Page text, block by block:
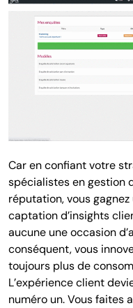
Car en confiant votre
spécialistes en gestion
réputation, vous
captation d’insights
aucune une occasion
conséquent, vous
toujours plus de
L’expérience client
numéro un. Vous faites